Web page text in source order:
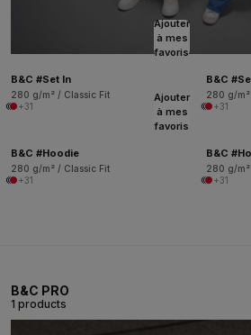
Ajouter
à mes
favoris
B&C #Set In
280 g/m² / Classic Fit
+31
B&C
280 g/
+31
Ajouter
à mes
favoris
B&C #Hoodie
280 g/m² / Classic Fit
+31
B&C
280 g/
+31
B&C PRO
1 products